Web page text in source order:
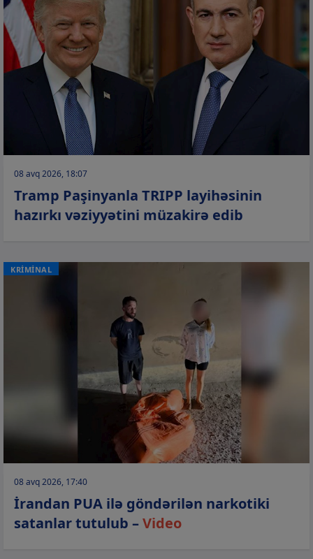
08 avq 2026, 18:07
Tramp Paşinyanla TRIPP layihəsinin
hazırkı vəziyyətini müzakirə edib
KRİMİNAL
08 avq 2026, 17:40
İrandan PUA ilə göndərilən narkotiki
satanlar tutulub –Video